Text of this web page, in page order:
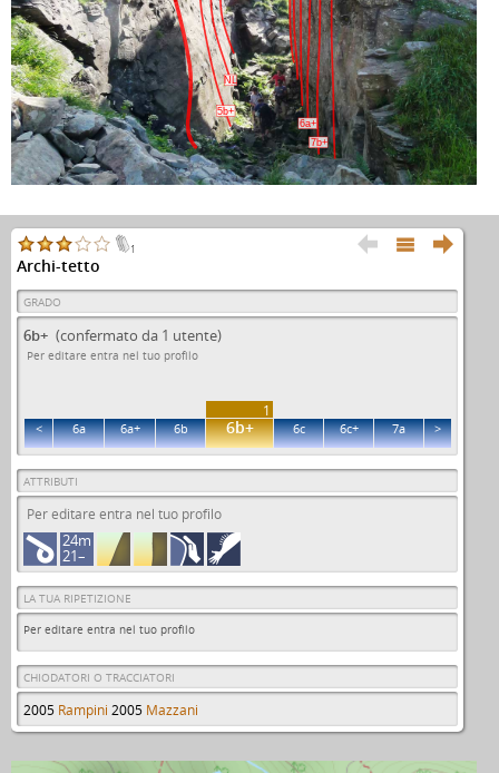
5b+
NL
6a+
7b+
  
1
Archi-tetto
GRADO
6b+ (confermato da 1 utente)
Per editare entra nel tuo profilo
1
< 6a 6a+ 6b 6b+ 6c 6c+ 7a >
ATTRIBUTI
Per editare entra nel tuo profilo
24m
21–
LA TUA RIPETIZIONE
Per editare entra nel tuo profilo
CHIODATORI O TRACCIATORI
2005 Rampini 2005 Mazzani